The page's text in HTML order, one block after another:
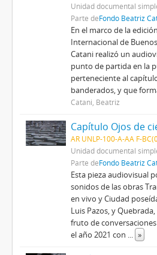
Unidad documental
Parte deFondo Beatriz
En el marco de la
Internacional de
Catani realizó un
punto de partida en la
perteneciente al
banderados, y que
Catani, Beatriz
AR UNLP-100-A-AA F-
Unidad documental
Parte deFondo Beatriz
Esta pieza audiovisual
sonidos de las obras
en vivo y Ciudad
Luis Pazos, y
fruto de
el año 2021 con ... »